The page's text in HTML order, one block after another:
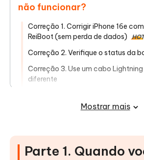
não funcionar?
Correção 1. Corrigir iPhone 16e
ReiBoot (sem perda de dados)
HOT
Correção 2. Verifique o status da
Correção 3. Use um cabo
diferente
Correção 5. Se o iPhone ainda
Mostrar mais
Parte 1. Quando